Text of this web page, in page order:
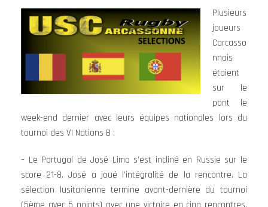
Plusieurs
joueurs
Carcasso
nnais
étaient
sur le
pont le
week-end dernier avec leurs équipes nationales lors du
tournoi des VI Nations B :
– Le Portugal de José Lima s’est incliné en Russie sur le
score 21-8. José a joué l’intégralité de la rencontre. La
sélection lusitanienne termine avant-dernière du tournoi
(5ème avec 5 points) avec une victoire en cinq rencontres,